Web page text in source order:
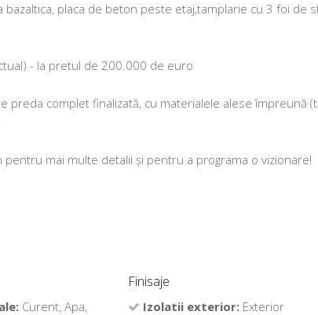
bazaltica, placa de beton peste etaj,tamplarie cu 3 foi de
- la pretul de 200.000 de euro
preda complet finalizată, cu materialele alese împreună
pentru mai multe detalii și pentru a programa o vizionare!
Curent, Apa,
Finisaje
Izolatii exterior: Exterior